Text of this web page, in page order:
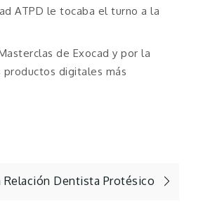
ATPD le tocaba el turno a la
de Exocad y por la
productos digitales más
Relación Dentista Protésico